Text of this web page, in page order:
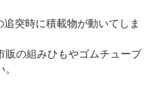
突時に積載物が動いてしま
販の組みひもやゴムチューブ